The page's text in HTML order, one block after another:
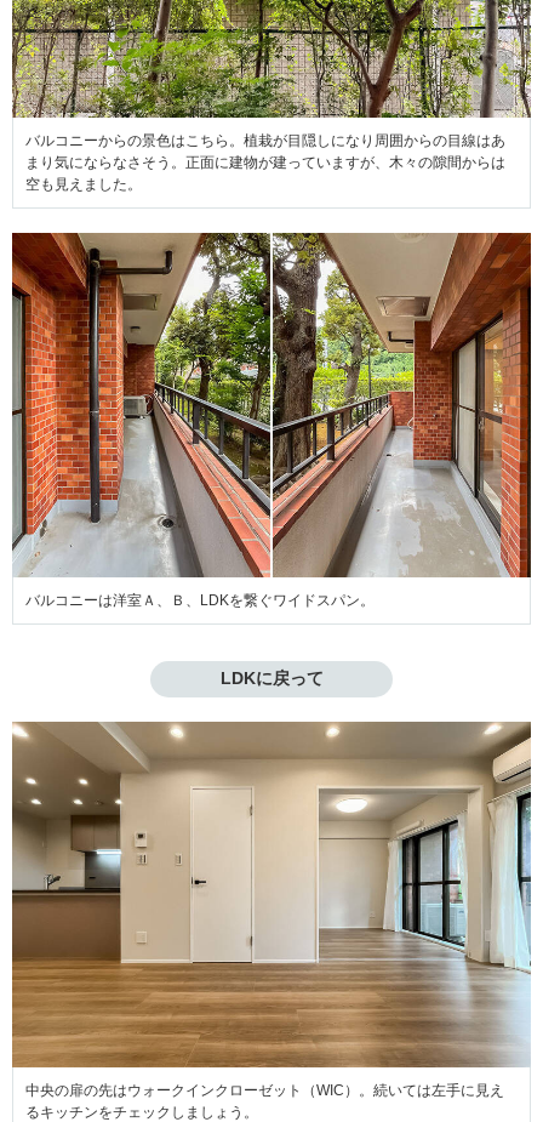
バルコニーからの景色はこちら。植栽が目隠しになり周囲からの目線はあ
まり気にならなさそう。正面に建物が建っていますが、木々の隙間からは
空も見えました。
バルコニーは洋室Ａ、Ｂ、LDKを繋ぐワイドスパン。
LDKに戻って
中央の扉の先はウォークインクローゼット（WIC）。続いては左手に見え
るキッチンをチェックしましょう。